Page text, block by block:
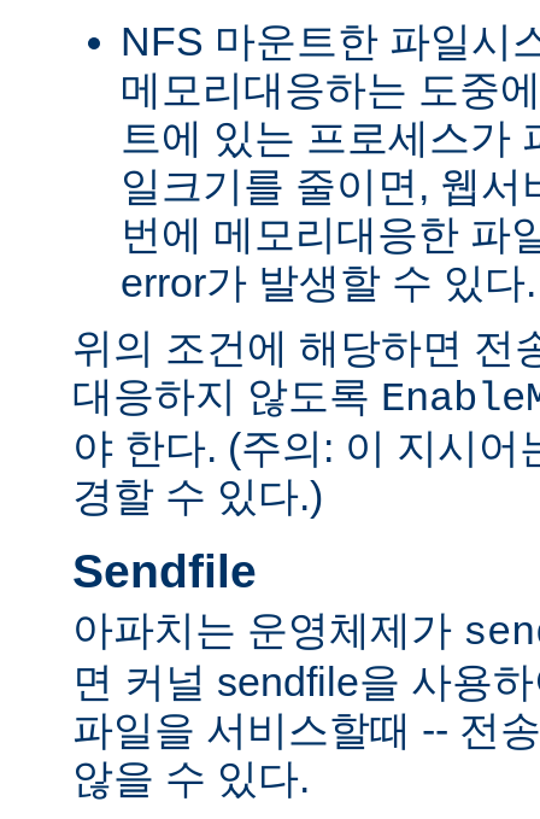
NFS 마운트한 파일시
메모리대응하는 도중
트에 있는 프로세스가
일크기를 줄이면, 웹
번에 메모리대응한 파
error가 발생할 수 있다.
위의 조건에 해당하면 전
대응하지 않도록
야 한다. (주의: 이 지시어
경할 수 있다.)
Sendfile
아파치는 운영체제가
면 커널 sendfile을 사용
파일을 서비스할때 -- 전
않을 수 있다.